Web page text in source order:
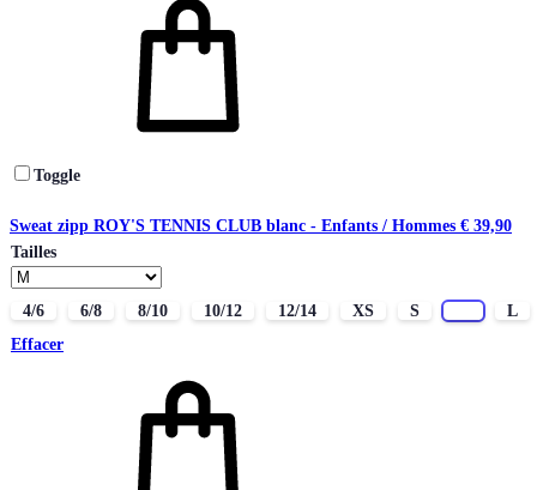
Toggle
Sweat zipp ROY'S TENNIS CLUB blanc - Enfants / Hommes € 39,90
Tailles
4/6 6/8 8/10 10/12 12/14 XS S
L
Effacer